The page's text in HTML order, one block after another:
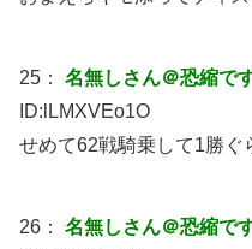
25： 名無しさん＠恐縮で
ID: lLMXVEo1O
せめて62戦騎乗して1勝ぐ
26： 名無しさん＠恐縮で